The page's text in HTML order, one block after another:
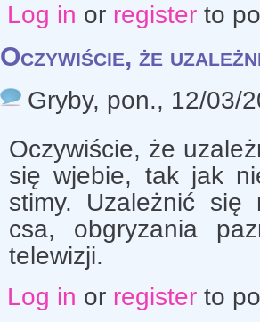
Log in or registerto
Oczywiście, że
Gryby, pon., 12/03/
Oczywiście, że
się wjebie, tak jak
stimy. Uzależnić
csa, obgryzania
telewizji.
Log in or registerto